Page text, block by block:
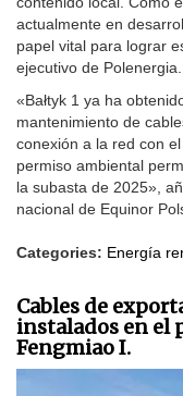
actualmente en
papel vital para lograr
ejecutivo de Polenergia.
«Bałtyk 1 ya ha
mantenimiento de
conexión a la red con
permiso ambiental
la subasta de 2025»,
nacional de Equinor
Categories: Energía
Cables de
instalados en el
Fengmiao I.